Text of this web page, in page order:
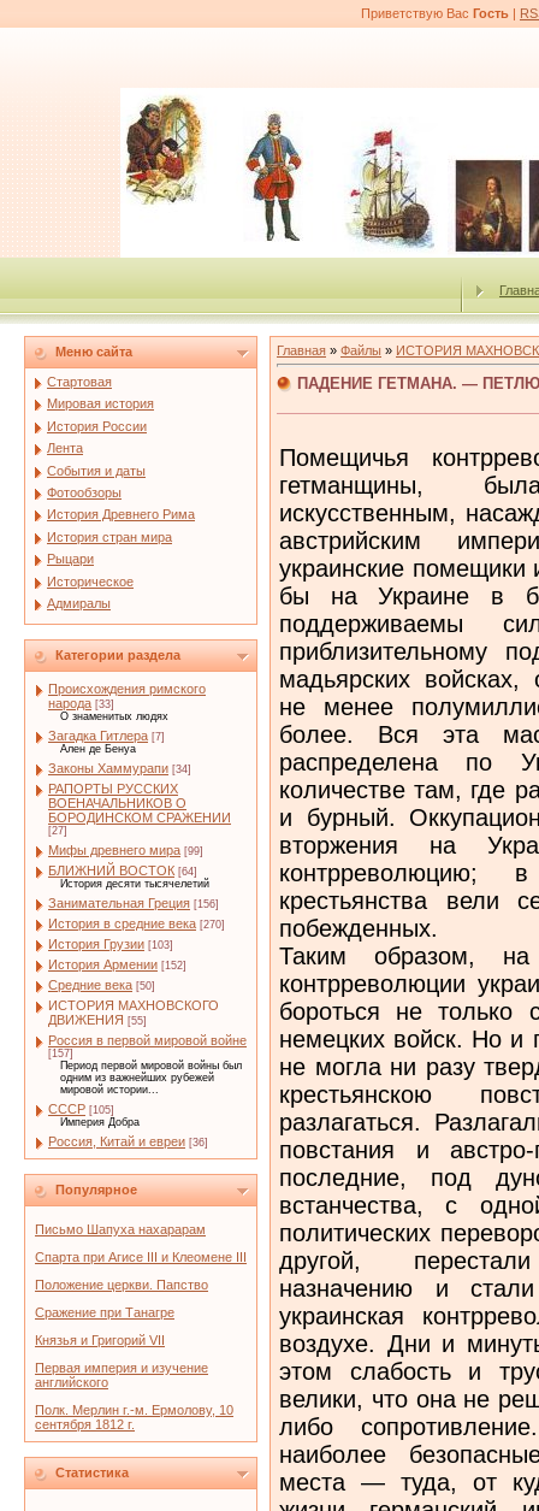
Приветствую Вас Гость |
Меню сайта
Стартовая
Мировая история
История России
Лента
События и даты
Фотообзоры
История Древнего Рима
История стран мира
Рыцари
Историческое
Адмиралы
Категории раздела
Происхождения римского
народа [33]
О знаменитых людях
Загадка Гитлера [7]
Ален де Бенуа
Законы Хаммурапи [34]
РАПОРТЫ РУССКИХ
ВОЕНАЧАЛЬНИКОВ О
БОРОДИНСКОМ СРАЖЕНИИ
[27]
Мифы древнего мира [99]
БЛИЖНИЙ ВОСТОК [64]
История десяти тысячелетий
Занимательная Греция [156]
История в средние века [270]
История Грузии [103]
История Армении [152]
Средние века [50]
ИСТОРИЯ МАХНОВСКОГО
ДВИЖЕНИЯ [55]
Россия в первой мировой войне
[157]
Период первой мировой войны был
одним из важнейших рубежей
мировой истории...
СССР [105]
Империя Добра
Россия, Китай и евреи [36]
Популярное
Письмо Шапуха нахарарам
Спарта при Агисе III и Клеомене III
Положение церкви. Папство
Сражение при Танагре
Князья и Григорий VII
Первая империя и изучение
английского
Полк. Мерлин г.-м. Ермолову, 10
сентября 1812 г.
Статистика
Главная » Файлы » ИСТОРИЯ
ПАДЕНИЕ ГЕТМАНА. —
Помещичья
гетманщины,
искусственным,
австрийским
украинские помещики
бы на Украине в
поддерживаемы
приблизительному
мадьярских войсках,
не менее
более. Вся эта
распределена по
количестве там, где
и бурный.
вторжения на
контрреволюцию;
крестьянства вели
побежденных.
Таким образом, на
контрреволюции
бороться не
немецких войск. Но и
не могла ни разу
крестьянскою
разлагаться.
повстания и
последние, под
встанчества, с
политических
другой,
назначению и
украинская
воздухе. Дни и
этом слабость и
велики, что она не
либо
наиболее
места — туда, от